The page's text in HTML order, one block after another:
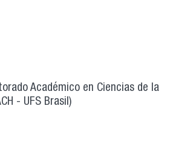
Académico en Ciencias de la
- UFS Brasil)